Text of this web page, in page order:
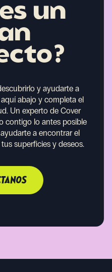
un
y ayudarte a
abajo y completa el
Un experto de Cover
contigo lo antes posible
a encontrar el
superficies y deseos.